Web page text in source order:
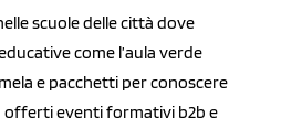
scuole delle città dove
come l’aula verde
e pacchetti per conoscere
offerti eventi formativi b2b e